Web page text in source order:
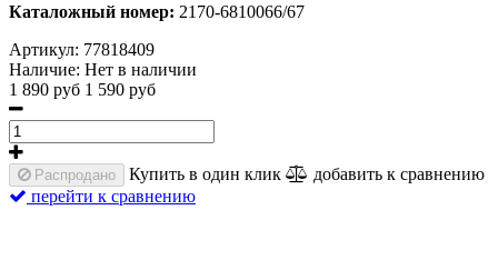
Каталожный номер: 2170-6810066/67
Артикул: 77818409
Наличие: Нет в наличии
1 890 руб 1 590 руб
Распродано Купить в один клик
добавить к сравнению
перейти к сравнению